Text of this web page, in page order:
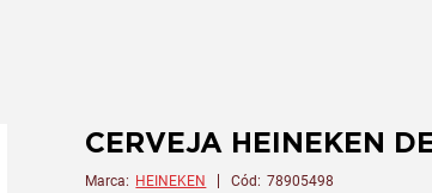
CERVEJA HEINEKEN
Marca: HEINEKEN Cód: 78905498